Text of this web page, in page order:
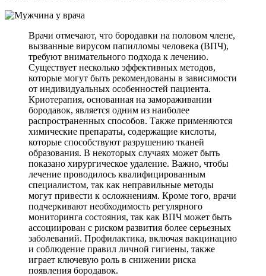
Врачи отмечают, что бородавки на половом члене,
вызванные вирусом папилломы человека (ВПЧ),
требуют внимательного подхода к лечению.
Существует несколько эффективных методов,
которые могут быть рекомендованы в зависимости
от индивидуальных особенностей пациента.
Криотерапия, основанная на замораживании
бородавок, является одним из наиболее
распространенных способов. Также применяются
химические препараты, содержащие кислоты,
которые способствуют разрушению тканей
образования. В некоторых случаях может быть
показано хирургическое удаление. Важно, чтобы
лечение проводилось квалифицированным
специалистом, так как неправильные методы
могут привести к осложнениям. Кроме того, врачи
подчеркивают необходимость регулярного
мониторинга состояния, так как ВПЧ может быть
ассоциирован с риском развития более серьезных
заболеваний. Профилактика, включая вакцинацию
и соблюдение правил личной гигиены, также
играет ключевую роль в снижении риска
появления бородавок.